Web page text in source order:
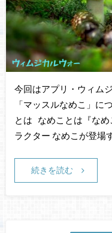
今回はアプリ・ウィム
「マッスルなめこ」に
とは なめことは『なめ
ラクター なめこが登場
続きを読む